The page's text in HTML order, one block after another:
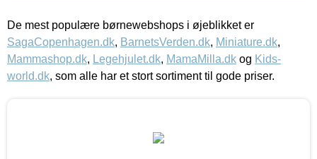
De mest populære børnewebshops i øjeblikket er
SagaCopenhagen.dk, BarnetsVerden.dk, Miniature.dk,
Mammashop.dk, Legehjulet.dk, MamaMilla.dk og Kids-
world.dk, som alle har et stort sortiment til gode priser.